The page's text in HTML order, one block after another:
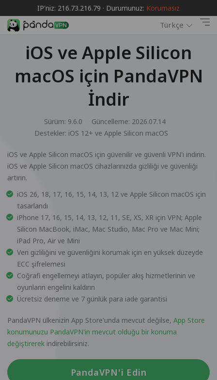
IP'niz: 216.73.216.79 · Durumunuz: Korumasız
Türkçe
iOS ve Apple Silicon
macOS için PandaVPN
İndir
Sürüm: 9.6.0
Güncelleme: 2026.07.14
Destekler: iOS 12+ ve Apple Silicon macOS
iOS ve Apple Silicon macOS için güvenilir ve güvenli VPN'i indirin.
iOS ve Apple Silicon macOS cihazlarınızda gizliliği ve güvenliği
artırın.
iOS 26, 18, 17, 16, 15, 14, 13, 12 ve Apple Silicon macOS için
tasarlandı
iPhone 17, 16, 15, 14, 13, 12, 11, SE, XS, XR için VPN; Apple
Silicon MacBook, iMac, Mac Studio, Mac Pro ve Mac Mini;
iPad Pro, Air ve Mini
Veri gizliliğini ve güvenliğini korumak için en yüksek düzeyde
ECC şifrelemesi
Coğrafi engellemeyi atlayın, popüler akış hizmetlerinin ve
oyunların engelini kaldırın
Ücretsiz deneme ve 7 günlük para iade garantisi
PandaVPN ülkenizin App Store'unda mevcut değilse, App Store
konumunuzu PandaVPN'in mevcut olduğu bir konuma
değiştirerek indirebilirsiniz.
PandaVPN'i Edin